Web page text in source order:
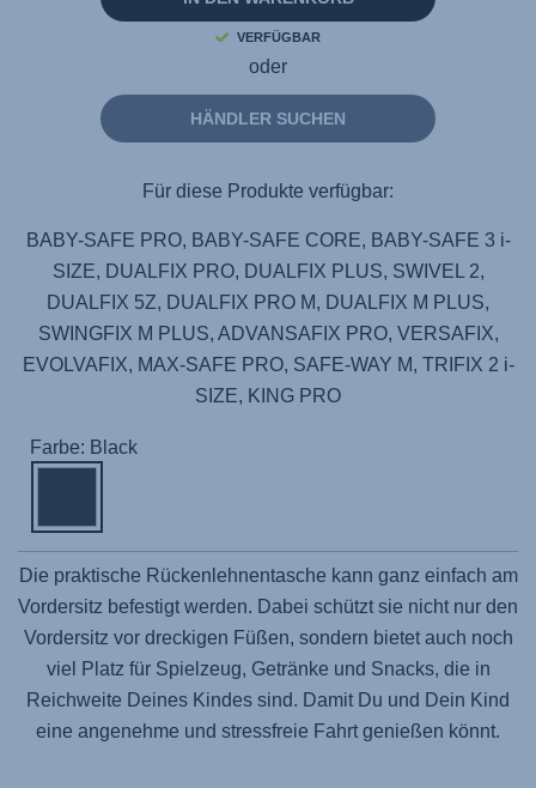
VERFÜGBAR
oder
HÄNDLER SUCHEN
Für diese Produkte verfügbar:
BABY-SAFE PRO, BABY-SAFE CORE, BABY-SAFE 3 i-
SIZE, DUALFIX PRO, DUALFIX PLUS, SWIVEL 2,
DUALFIX 5Z, DUALFIX PRO M, DUALFIX M PLUS,
SWINGFIX M PLUS, ADVANSAFIX PRO, VERSAFIX,
EVOLVAFIX, MAX-SAFE PRO, SAFE-WAY M, TRIFIX 2 i-
SIZE, KING PRO
Farbe: Black
Die praktische Rückenlehnentasche kann ganz einfach am
Vordersitz befestigt werden. Dabei schützt sie nicht nur den
Vordersitz vor dreckigen Füßen, sondern bietet auch noch
viel Platz für Spielzeug, Getränke und Snacks, die in
Reichweite Deines Kindes sind. Damit Du und Dein Kind
eine angenehme und stressfreie Fahrt genießen könnt.